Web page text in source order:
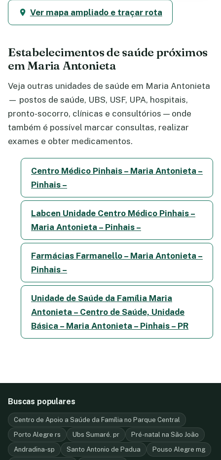
Ver mapa ampliado e traçar rota
Estabelecimentos de saúde próximos
em Maria Antonieta
Veja outras unidades de saúde em Maria Antonieta
— postos de saúde, UBS, USF, UPA, hospitais,
pronto-socorro, clínicas e consultórios — onde
também é possível marcar consultas, realizar
exames e obter medicamentos.
Centro Médico Pinhais – Maria Antonieta –
Pinhais –
Labcen Unidade Centro Médico Pinhais –
Maria Antonieta – Pinhais –
Farmácias Farmanello – Maria Antonieta –
Pinhais –
Unidade de Saúde da Família Maria
Antonieta – Centro de Saúde, Unidade
Básica – Maria Antonieta – Pinhais – PR
Buscas populares
Centro de Apoio a Saúde da Família no Parque Central
Porto Alegre rs
Ubs Sumaré. pr
Pré-natal na São João
Andradina-sp
Santo Antonio de Padua Pouso Alegre mg